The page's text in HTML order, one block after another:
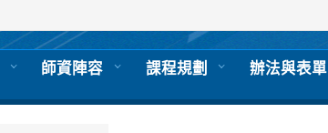
師資陣容 課程規劃 辦法與表單